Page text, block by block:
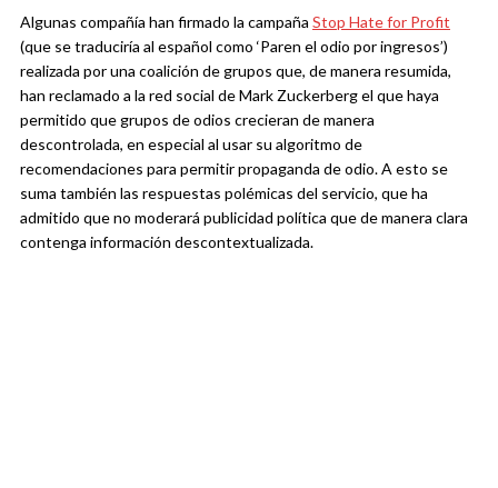
Algunas compañía han firmado la campaña Stop Hate for Profit
(que se traduciría al español como ‘Paren el odio por ingresos’)
realizada por una coalición de grupos que, de manera resumida,
han reclamado a la red social de Mark Zuckerberg el que haya
permitido que grupos de odios crecieran de manera
descontrolada, en especial al usar su algoritmo de
recomendaciones para permitir propaganda de odio. A esto se
suma también las respuestas polémicas del servicio, que ha
admitido que no moderará publicidad política que de manera clara
contenga información descontextualizada.